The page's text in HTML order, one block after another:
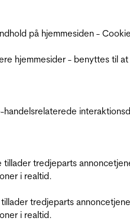
på hjemmesiden -
hjemmesider - benyttes til
handelsrelaterede
tredjeparts
i realtid.
tredjeparts
i realtid.